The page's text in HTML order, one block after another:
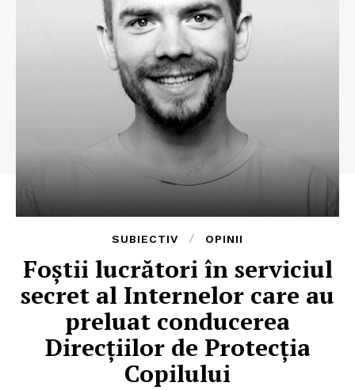
SUBIECTIV OPINII
Foștii lucrători în serviciul
secret al Internelor care au
preluat conducerea
Direcțiilor de Protecția
Copilului